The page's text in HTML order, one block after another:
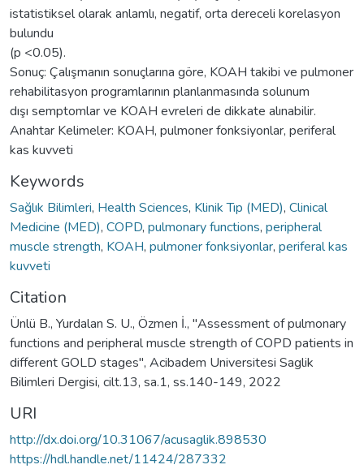
istatistiksel olarak anlamlı, negatif, orta dereceli korelasyon
bulundu
(p <0.05).
Sonuç: Çalışmanın sonuçlarına göre, KOAH takibi ve pulmoner
rehabilitasyon programlarının planlanmasında solunum
dışı semptomlar ve KOAH evreleri de dikkate alınabilir.
Anahtar Kelimeler: KOAH, pulmoner fonksiyonlar, periferal
kas kuvveti
Keywords
Sağlık Bilimleri, Health Sciences, Klinik Tıp (MED), Clinical
Medicine (MED), COPD, pulmonary functions, peripheral
muscle strength, KOAH, pulmoner fonksiyonlar, periferal kas
kuvveti
Citation
Ünlü B., Yurdalan S. U., Özmen İ., "Assessment of pulmonary
functions and peripheral muscle strength of COPD patients in
different GOLD stages", Acibadem Universitesi Saglik
Bilimleri Dergisi, cilt.13, sa.1, ss.140-149, 2022
URI
http://dx.doi.org/10.31067/acusaglik.898530
https://hdl.handle.net/11424/287332